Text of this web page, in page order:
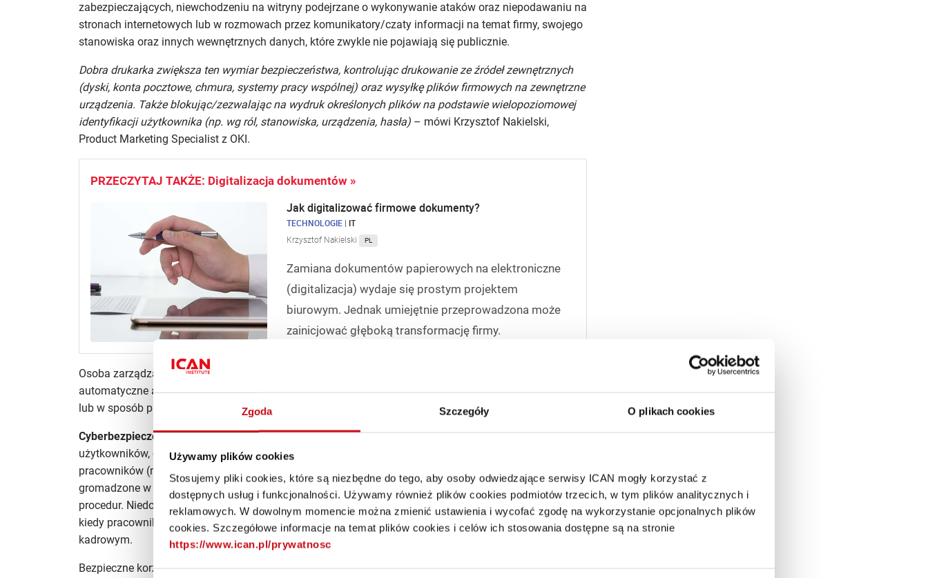
Zgoda Szczegóły O plikach cookies
Używamy plików cookies
Stosujemy pliki cookies, które są niezbędne do tego, aby osoby odwiedzające serwisy ICAN mogły korzystać z
dostępnych usług i funkcjonalności. Używamy również plików cookies podmiotów trzecich, w tym plików analitycznych i
reklamowych. W dowolnym momencie można zmienić ustawienia i wycofać zgodę na wykorzystanie opcjonalnych plików
cookies. Szczegółowe informacje na temat plików cookies i celów ich stosowania dostępne są na stronie
https://www.ican.pl/prywatnosc
zabezpieczających, niewchodzeniu na witryny podejrzane o wykonywanie ataków oraz niepodawaniu na
stronach internetowych lub w rozmowach przez komunikatory/czaty informacji na temat firmy, swojego
stanowiska oraz innych wewnętrznych danych, które zwykle nie pojawiają się publicznie.
Dobra drukarka zwiększa ten wymiar bezpieczeństwa, kontrolując drukowanie ze źródeł zewnętrznych
(dyski, konta pocztowe, chmura, systemy pracy wspólnej) oraz wysyłkę plików firmowych na zewnętrzne
urządzenia. Także blokując/zezwalając na wydruk określonych plików na podstawie wielopoziomowej
identyfikacji użytkownika (np. wg ról, stanowiska, urządzenia, hasła) – mówi Krzysztof Nakielski,
Product Marketing Specialist z OKI.
PRZECZYTAJ TAKŻE: Digitalizacja dokumentów »
Jak digitalizować firmowe dokumenty?
TECHNOLOGIE | IT
Krzysztof Nakielski PL
Zamiana dokumentów papierowych na elektroniczne
(digitalizacja) wydaje się prostym projektem
biurowym. Jednak umiejętnie przeprowadzona może
zainicjować głęboką transformację firmy.
Osoba zarządzająca drukarkami powinna prowadzić bieżące aktualizacje i przeglądać logi (ew. ustawić
automatyczne alerty), aby zmniejszyć ryzyko korzystania z urządzenia poprzez osoby nieuprawnione
lub w sposób przekraczający posiadane uprawnienia – dodaje.
Cyberbezpieczeństwo w wymiarze danych osobowychoznacza budowanie świadomości
użytkowników, co do wagi danych osobowych w działalności bieżącej firmy. Dane osobowe
pracowników (m.in. imię, nazwisko, stanowisko, staż pracy, doświadczenie zawodowe) powinny być
gromadzone w bazie zgłoszonej do GIODO i przetwarzane przez uprawnione osoby, według określonych
procedur. Niedopuszczalna jest sytuacja, kiedy akta osobowe leżą na biurku pracownika działu kadr lub
kiedy pracownik odchodzi od stanowiska choćby na chwilę, pozostając zalogowany w systemie
kadrowym.
Bezpieczne korzystanie z drukarek oznacza, że dokumenty np. w trakcie rekrutacji są drukowane na